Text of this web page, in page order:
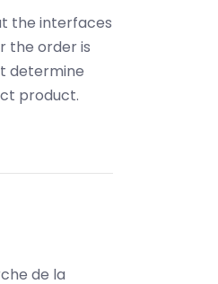
the interfaces
the order is
determine
product.
de la